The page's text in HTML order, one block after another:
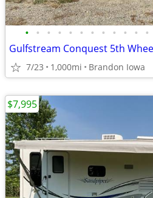
• • • • • • • • • • • •
Gulfstream Conquest 5th
7/23 1,000mi Brandon Iowa
$7,995